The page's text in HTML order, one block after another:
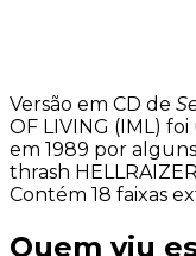
Versão em CD de
OF LIVING (IML)
em 1989 por
thrash
Contém 18 faixas
Quem viu